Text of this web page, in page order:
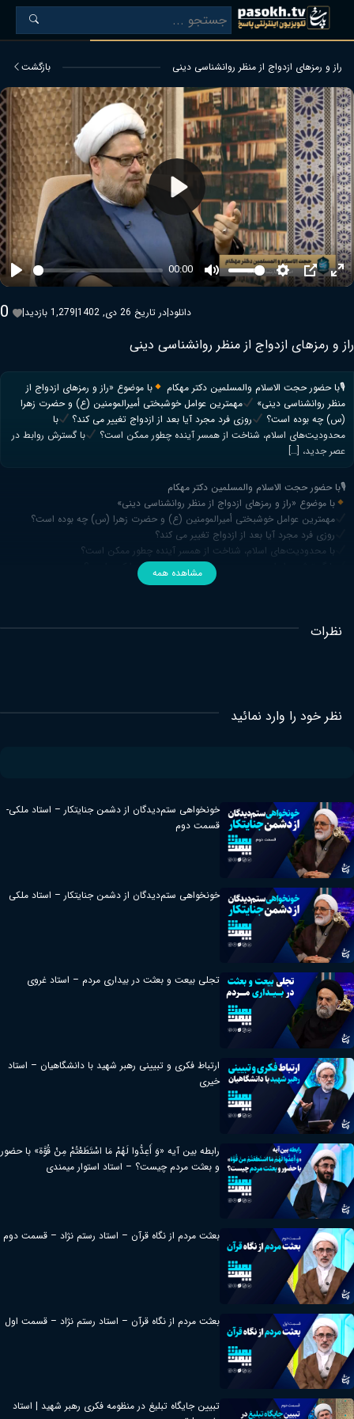
راز و رمزهای ازدواج از منظر روانشناسی دینی بازگشت
Play
00:00
Mute SettingsPIP
Play
0 | 1,279 بازدید| در تاریخ 26 دی, 1402|دانلود
راز و رمزهای ازدواج از منظر روانشناسی دینی
🎙با حضور حجت الاسلام والمسلمین دکتر مهکام
با موضوع «راز و رمزهای ازدواج از
منظر روانشناسی دینی»
مهمترین عوامل خوشبختی أمیرالمومنین (ع) و حضرت زهرا
(س) چه بوده است؟
روزی فرد مجرد آیا بعد از ازدواج تغییر می کند؟
با
محدودیت‌های اسلام، شناخت از همسر آینده چطور ممکن است؟
با گسترش روابط در
عصر جدید، […]
🎙با حضور حجت الاسلام والمسلمین دکتر مهکام
با موضوع «راز و رمزهای ازدواج از منظر روانشناسی دینی»
مهمترین عوامل خوشبختی أمیرالمومنین (ع) و حضرت زهرا (س) چه بوده است؟
روزی فرد مجرد آیا بعد از ازدواج تغییر می کند؟
با محدودیت‌های اسلام، شناخت از همسر آینده چطور ممکن است؟
با گسترش روابط در عصر جدید، چرا طلاق افزایش پیدا کرده است؟
مشاهده همه
نظرات
نظر خود را وارد نمائید
خونخواهی ستم‌دیدگان از دشمن جنایتکار – استاد ملکی-
قسمت دوم
خونخواهی ستم‌دیدگان از دشمن جنایتکار – استاد ملکی
تجلی بیعت و بعثت در بیداری مردم – استاد غروی
ارتباط فکری و تبیینی رهبر شهید با دانشگاهیان – استاد
خیری
رابطه بین آیه «وَ أَعِدُّوا لَهُمْ مَا اسْتَطَعْتُمْ مِنْ قُوَّة» با حضور
و بعثت مردم چیست؟ – استاد استوار میمندی
بعثت مردم از نگاه قرآن – استاد رستم نژاد – قسمت دوم
بعثت مردم از نگاه قرآن – استاد رستم نژاد – قسمت اول
تبیین جایگاه تبلیغ در منظومه فکری رهبر شهید | استاد